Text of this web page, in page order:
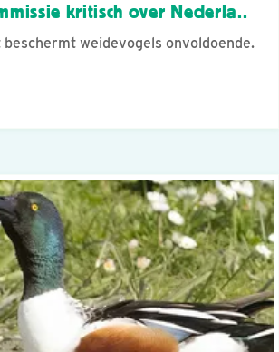
kritisch over Nederla..
beschermt weidevogels onvoldoende.